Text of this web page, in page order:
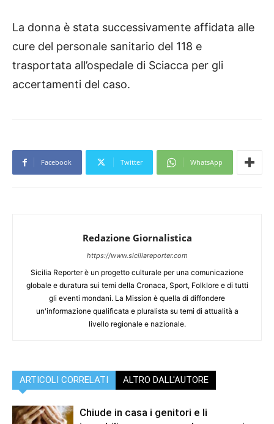
La donna è stata successivamente affidata alle
cure del personale sanitario del 118 e
trasportata all’ospedale di Sciacca per gli
accertamenti del caso.
Facebook Twitter WhatsApp
Redazione Giornalistica
https://www.siciliareporter.com
Sicilia Reporter è un progetto culturale per una comunicazione
globale e duratura sui temi della Cronaca, Sport, Folklore e di tutti
gli eventi mondani. La Mission è quella di diffondere
un'informazione qualificata e pluralista su temi di attualità a
livello regionale e nazionale.
ARTICOLI CORRELATI ALTRO DALL'AUTORE
Chiude in casa i genitori e li